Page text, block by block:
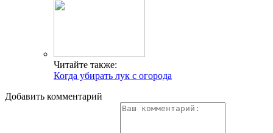
Читайте также:
Когда убирать лук с огорода
Добавить комментарий